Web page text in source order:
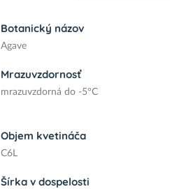
Botanický názov
Agave
Mrazuvzdornosť
mrazuvzdorná do -5°C
Objem kvetináča
C6L
Šírka v dospelosti